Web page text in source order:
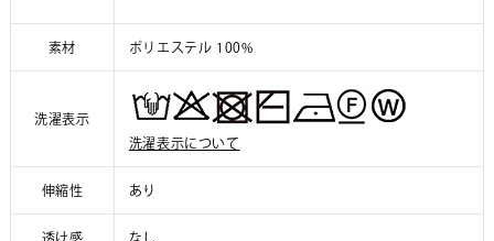
素材 ポリエステル 100%
洗濯表示
洗濯表示について
伸縮性 あり
透け感 なし